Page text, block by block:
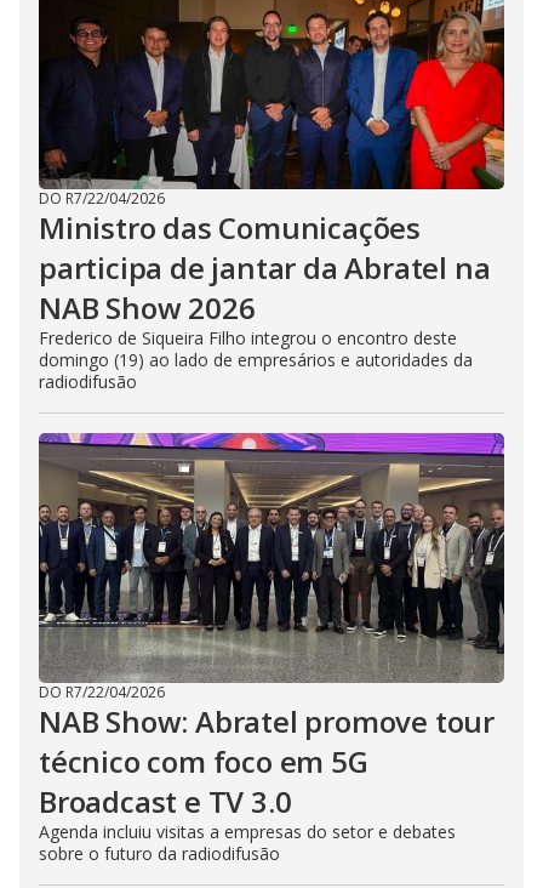
DO R7/22/04/2026
Ministro das Comunicações
participa de jantar da Abratel na
NAB Show 2026
Frederico de Siqueira Filho integrou o encontro deste
domingo (19) ao lado de empresários e autoridades da
radiodifusão
DO R7/22/04/2026
NAB Show: Abratel promove tour
técnico com foco em 5G
Broadcast e TV 3.0
Agenda incluiu visitas a empresas do setor e debates
sobre o futuro da radiodifusão